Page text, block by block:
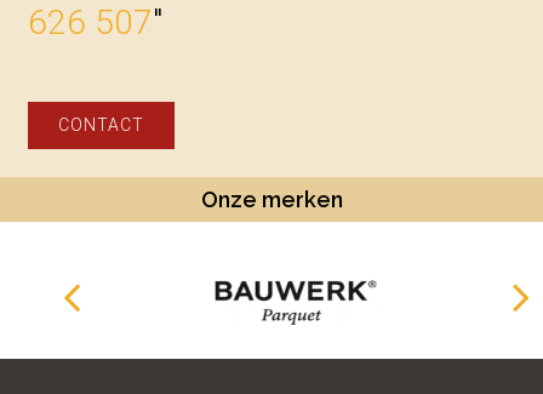
626 507"
CONTACT
Onze merken